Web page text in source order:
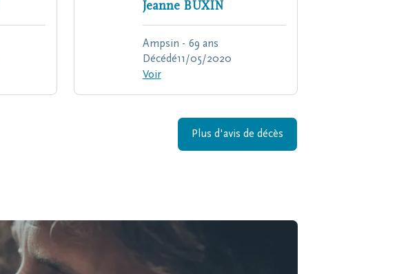
Jeanne BUXIN
Ampsin - 69 ans
Décédé11/05/2020
Voir
Plus d'avis de décès